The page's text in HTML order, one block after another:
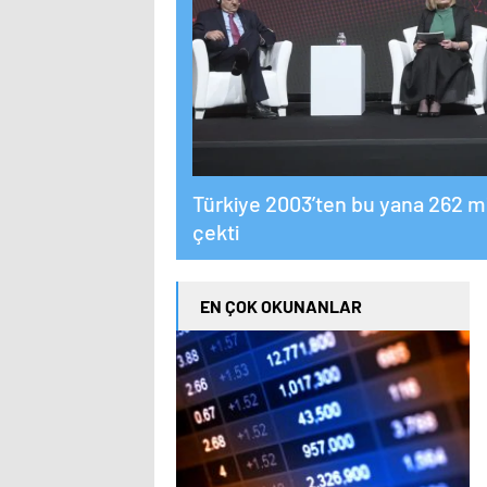
Türkiye 2003’ten bu yana 262
çekti
EN ÇOK OKUNANLAR